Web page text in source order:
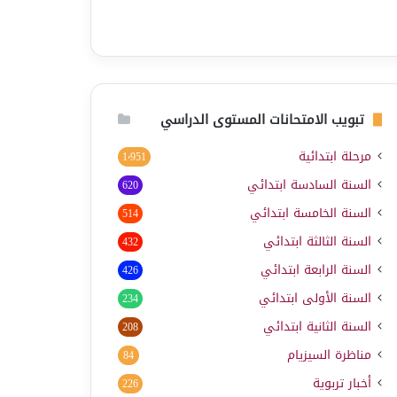
تبويب الامتحانات المستوى الدراسي
مرحلة ابتدائية 1٬951
السنة السادسة ابتدائي 620
السنة الخامسة ابتدائي 514
السنة الثالثة ابتدائي 432
السنة الرابعة ابتدائي 426
السنة الأولى ابتدائي 234
السنة الثانية ابتدائي 208
مناظرة السيزيام 84
أخبار تربوية 226